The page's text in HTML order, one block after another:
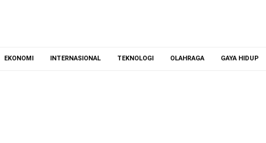
EKONOMI INTERNASIONAL TEKNOLOGI OLAHRAGA GAYA HIDUP